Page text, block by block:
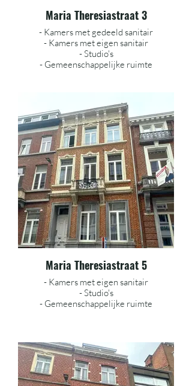
Maria Theresiastraat 3
- Kamers met gedeeld sanitair
- Kamers met eigen sanitair
- Studio's
- Gemeenschappelijke ruimte
Maria Theresiastraat 5
- Kamers met eigen sanitair
- Studio's
- Gemeenschappelijke ruimte